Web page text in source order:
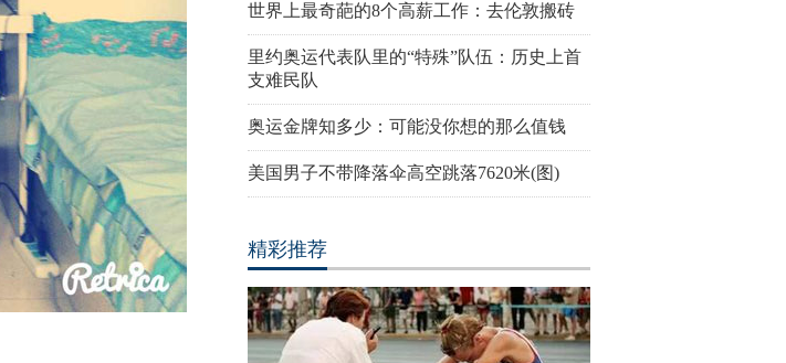
世界上最奇葩的8个高薪工作：去伦敦搬砖
里约奥运代表队里的“特殊”队伍：历史上首
支难民队
奥运金牌知多少：可能没你想的那么值钱
美国男子不带降落伞高空跳落7620米(图)
精彩推荐